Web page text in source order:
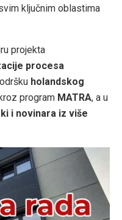
ključnim oblastima
projekta
procesa
holandskog
program MATRA, a u
i novinara iz više